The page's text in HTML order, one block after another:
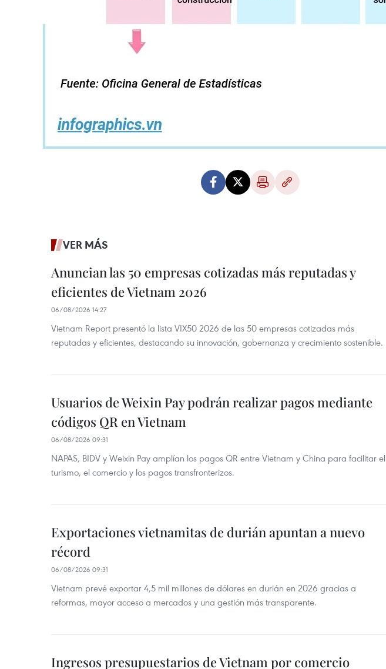
VER MÁS
Anuncian las 50 empresas cotizadas más reputadas y
eficientes de Vietnam 2026
06/08/2026 14:27
Vietnam Report presentó la lista VIX50 2026 de las 50 empresas cotizadas más
reputadas y eficientes, destacando su innovación, gobernanza y crecimiento sostenible.
Usuarios de Weixin Pay podrán realizar pagos mediante
códigos QR en Vietnam
06/08/2026 09:31
NAPAS, BIDV y Weixin Pay amplían los pagos QR entre Vietnam y China para facilitar el
turismo, el comercio y los pagos transfronterizos.
Exportaciones vietnamitas de durián apuntan a nuevo
récord
06/08/2026 09:31
Vietnam prevé exportar 4,5 mil millones de dólares en durián en 2026 gracias a
reformas, mayor acceso a mercados y una gestión más transparente.
Ingresos presupuestarios de Vietnam por comercio